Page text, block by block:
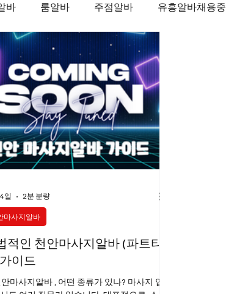
바 룸알바 주점알바 유흥알바채용중
인 태국마사지
시알바 마사지알바 마사지구인
적인 천안마사지알바 (파트타
이드
마사지알바 , 어떤 종류가 있나? 마사지 업
마사지알바
일 2분 분량